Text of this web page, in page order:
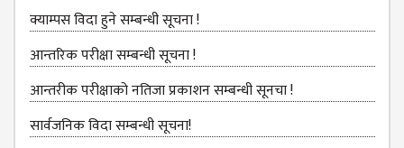
DEPARTMENT
ECA
DEPARTMENT
NEPALI
क्याम्पस विदा हुने सम्बन्धी सूचना !
आन्‍तरिक परीक्षा सम्बन्धी सूचना !
आन्तरीक परीक्षाको नतिजा प्रकाशन सम्बन्धी सूनचा !
सार्वजनिक विदा सम्बन्धी सूचना!